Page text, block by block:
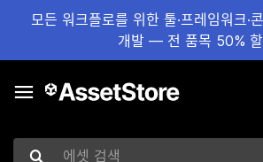
모든 워크플로를 위한 툴·프레임워크·
개발 — 전 품목 50%